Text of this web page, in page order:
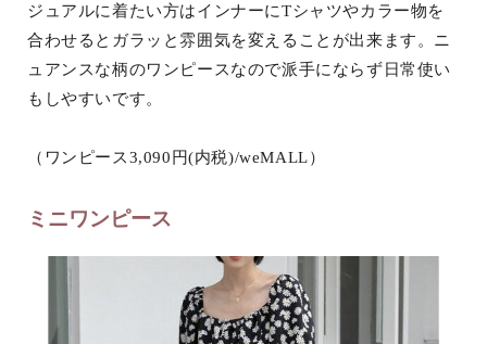
ジュアルに着たい方はインナーにTシャツやカラー物を
合わせるとガラッと雰囲気を変えることが出来ます。ニ
ュアンスな柄のワンピースなので派手にならず日常使い
もしやすいです。
（ワンピース3,090円(内税)/weMALL）
ミニワンピース